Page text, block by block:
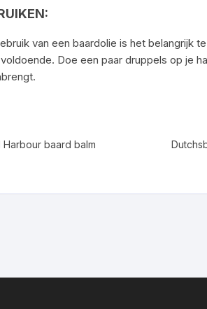
van een baardolie is het belangrijk
Doe een paar druppels op je
Harbour baard balm